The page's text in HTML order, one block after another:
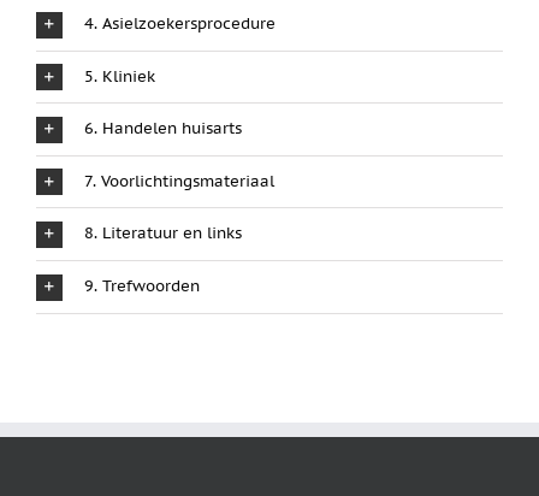
4. Asielzoekersprocedure
5. Kliniek
6. Handelen huisarts
7. Voorlichtingsmateriaal
8. Literatuur en links
9. Trefwoorden